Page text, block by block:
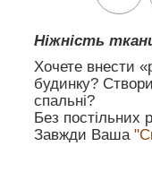
Ніжність
Хочете внести
будинку?
спальні?
Без постільних
Завжди Ваша